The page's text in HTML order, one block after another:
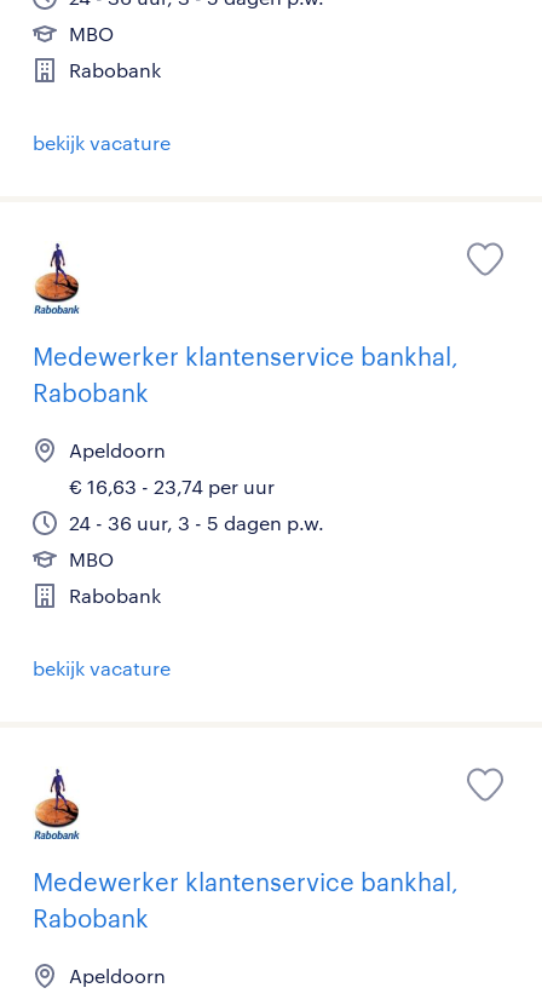
MBO
Rabobank
bekijk vacature
Medewerker klantenservice bankhal,
Rabobank
Apeldoorn
€ 16,63 - 23,74 per uur
24 - 36 uur, 3 - 5 dagen p.w.
MBO
Rabobank
bekijk vacature
Medewerker klantenservice bankhal,
Rabobank
Apeldoorn